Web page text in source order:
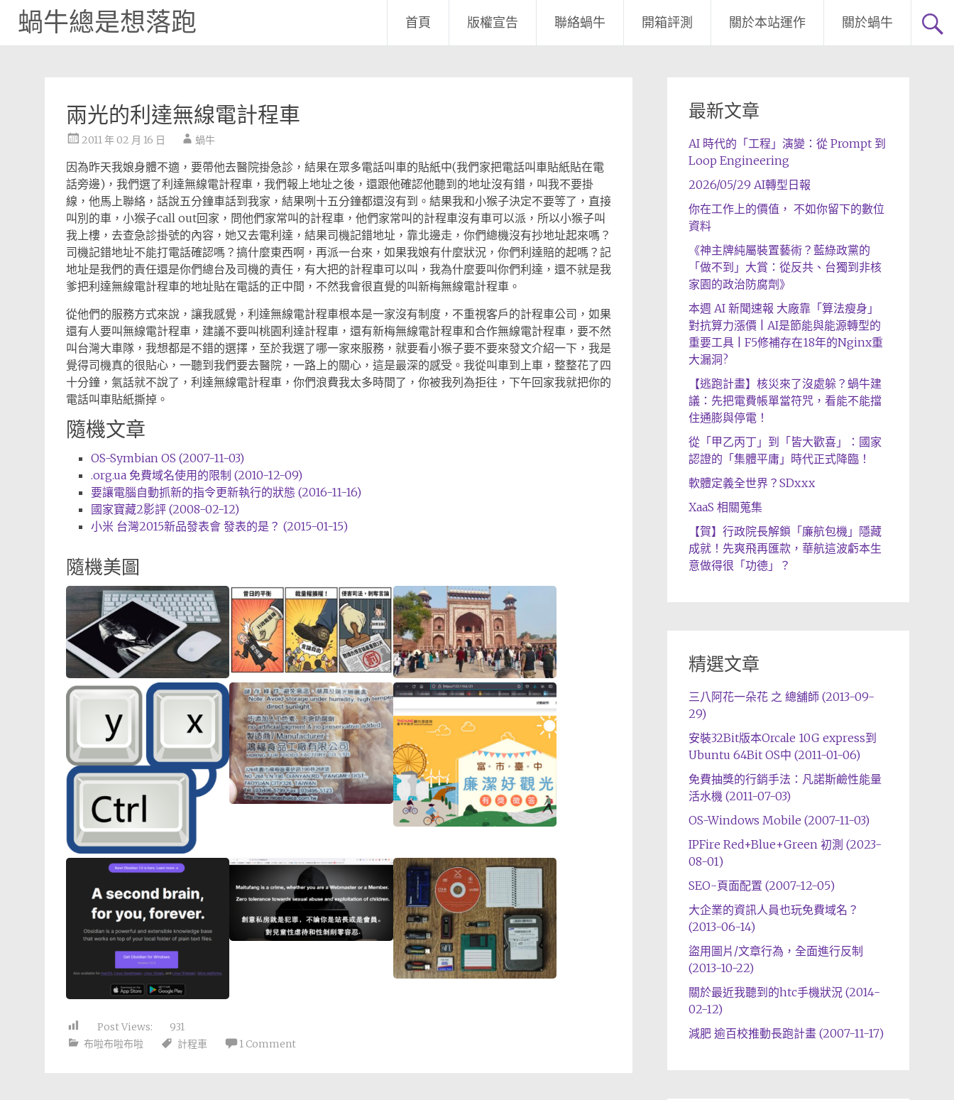
蝸牛總是想落跑 首頁 版權宣告 聯絡蝸牛 開箱評測 關於本站運作 關於蝸牛
兩光的利達無線電計程車
2011 年 02 月 16 日 蝸牛
因為昨天我娘身體不適，要帶他去醫院掛急診，結果在眾多電話叫車的貼紙中(我們家把電話叫車貼紙貼在電
話旁邊)，我們選了利達無線電計程車，我們報上地址之後，還跟他確認他聽到的地址沒有錯，叫我不要掛
線，他馬上聯絡，話說五分鐘車話到我家，結果咧十五分鐘都還沒有到。 結果我和小猴子決定不要等了，直接
叫別的車，小猴子call out回家，問他們家常叫的計程車，他們家常叫的計程車沒有車可以派，所以小猴子叫
我上樓，去查急診掛號的內容，她又去電利達，結果司機記錯地址，靠北邊走，你們總機沒有抄地址起來嗎？
司機記錯地址不能打電話確認嗎？搞什麼東西啊，再派一台來，如果我娘有什麼狀況，你們利達賠的起嗎？記
地址是我們的責任還是你們總台及司機的責任，有大把的計程車可以叫，我為什麼要叫你們利達，還不就是我
爹把利達無線電計程車的地址貼在電話的正中間，不然我會很直覺的叫新梅無線電計程車。
從他們的服務方式來說，讓我感覺，利達無線電計程車根本是一家沒有制度，不重視客戶的計程車公司，如果
還有人要叫無線電計程車，建議不要叫桃園利達計程車，還有新梅無線電計程車和合作無線電計程車，要不然
叫台灣大車隊，我想都是不錯的選擇，至於我選了哪一家來服務，就要看小猴子要不要來發文介紹一下，我是
覺得司機真的很貼心，一聽到我們要去醫院，一路上的關心，這是最深的感受。我從叫車到上車，整整花了四
十分鐘，氣話就不說了，利達無線電計程車，你們浪費我太多時間了，你被我列為拒往，下午回家我就把你的
電話叫車貼紙撕掉。
隨機文章
OS-Symbian OS (2007-11-03)
.org.ua 免費域名使用的限制 (2010-12-09)
要讓電腦自動抓新的指令更新執行的狀態 (2016-11-16)
國家寶藏2影評 (2008-02-12)
小米 台灣2015新品發表會 發表的是？ (2015-01-15)
隨機美圖
Post Views:
931
布啦布啦布啦
計程車 1 Comment
最新文章
AI 時代的「工程」演變：從 Prompt 到
Loop Engineering
2026/05/29 AI轉型日報
你在工作上的價值， 不如你留下的數位
資料
《神主牌純屬裝置藝術？藍綠政黨的
「做不到」大賞：從反共、台獨到非核
家園的政治防腐劑》
本週 AI 新聞速報 大廠靠「算法瘦身」
對抗算力漲價 | AI是節能與能源轉型的
重要工具 | F5修補存在18年的Nginx重
大漏洞?
【逃跑計畫】核災來了沒處躲？蝸牛建
議：先把電費帳單當符咒，看能不能擋
住通膨與停電！
從「甲乙丙丁」到「皆大歡喜」：國家
認證的「集體平庸」時代正式降臨！
軟體定義全世界？SDxxx
XaaS 相關蒐集
【賀】行政院長解鎖「廉航包機」隱藏
成就！先爽飛再匯款，華航這波虧本生
意做得很「功德」？
精選文章
三八阿花一朵花 之 總舖師 (2013-09-
29)
安裝32Bit版本Orcale 10G express到
Ubuntu 64Bit OS中 (2011-01-06)
免費抽獎的行銷手法：凡諾斯鹼性能量
活水機 (2011-07-03)
OS-Windows Mobile (2007-11-03)
IPFire Red+Blue+Green 初測 (2023-
08-01)
SEO-頁面配置 (2007-12-05)
大企業的資訊人員也玩免費域名？
(2013-06-14)
盜用圖片/文章行為，全面進行反制
(2013-10-22)
關於最近我聽到的htc手機狀況 (2014-
02-12)
減肥 逾百校推動長跑計畫 (2007-11-17)